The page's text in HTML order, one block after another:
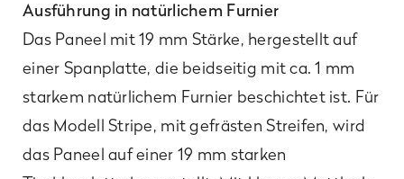
Ausführung in natürlichem Furnier
Das Paneel mit 19 mm Stärke, hergestellt auf
einer Spanplatte, die beidseitig mit ca. 1 mm
starkem natürlichem Furnier beschichtet ist. Für
das Modell Stripe, mit gefrästen Streifen, wird
das Paneel auf einer 19 mm starken